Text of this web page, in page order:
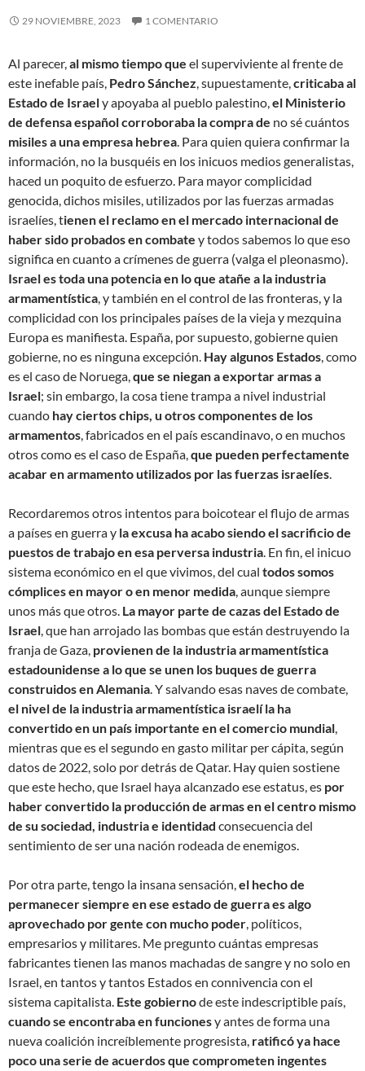
29 NOVIEMBRE, 2023 1 COMENTARIO
Al parecer,al mismo tiempo que el superviviente al frente de
este inefable país, Pedro Sánchez, supuestamente,criticaba al
Estado de Israely apoyaba al pueblo palestino,el Ministerio
de defensa español corroboraba la compra de no sé cuántos
misiles a una empresa hebrea. Para quien quiera confirmar la
información, no la busquéis en los inicuos medios generalistas,
haced un poquito de esfuerzo. Para mayor complicidad
genocida, dichos misiles, utilizados por las fuerzas armadas
israelíes, tienen el reclamo en el mercado internacional de
haber sido probados en combate y todos sabemos lo que eso
significa en cuanto a crímenes de guerra (valga el pleonasmo).
Israel es toda una potencia en lo que atañe a la industria
armamentística, y también en el control de las fronteras, y la
complicidad con los principales países de la vieja y mezquina
Europa es manifiesta. España, por supuesto, gobierne quien
gobierne, no es ninguna excepción. Hay algunos Estados, como
es el caso de Noruega,que se niegan a exportar armas a
Israel; sin embargo, la cosa tiene trampa a nivel industrial
cuando hay ciertos chips, u otros componentes de los
armamentos, fabricados en el país escandinavo, o en muchos
otros como es el caso de España,que pueden perfectamente
acabar en armamento utilizados por las fuerzas israelíes.
Recordaremos otros intentos para boicotear el flujo de armas
a países en guerra y la excusa ha acabo siendo el sacrificio de
puestos de trabajo en esa perversa industria. En fin, el inicuo
sistema económico en el que vivimos, del cual todos somos
cómplices en mayor o en menor medida, aunque siempre
unos más que otros. La mayor parte de cazas del Estado de
Israel, que han arrojado las bombas que están destruyendo la
franja de Gaza, provienen de la industria armamentística
estadounidense a lo que se unen los buques de guerra
construidos en Alemania. Y salvando esas naves de combate,
el nivel de la industria armamentística israelí la ha
convertido en un país importante en el comercio mundial,
mientras que es el segundo en gasto militar per cápita, según
datos de 2022, solo por detrás de Qatar. Hay quien sostiene
que este hecho, que Israel haya alcanzado ese estatus, es por
haber convertido la producción de armas en el centro mismo
de su sociedad, industria e identidad consecuencia del
sentimiento de ser una nación rodeada de enemigos.
Por otra parte, tengo la insana sensación,el hecho de
permanecer siempre en ese estado de guerra es algo
aprovechado por gente con mucho poder, políticos,
empresarios y militares. Me pregunto cuántas empresas
fabricantes tienen las manos machadas de sangre y no solo en
Israel, en tantos y tantos Estados en connivencia con el
sistema capitalista. Este gobiernode este indescriptible país,
cuando se encontraba en funcionesy antes de forma una
nueva coalición increíblemente progresista, ratificó ya hace
poco una serie de acuerdos que comprometen ingentes